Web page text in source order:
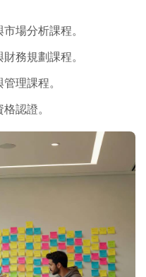
場分析課程。
務規劃課程。
理課程。
認證。